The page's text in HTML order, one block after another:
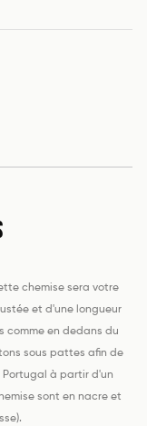
chemise sera votre
et d'une longueur
comme en dedans du
sous pattes afin de
à partir d'un
sont en nacre et